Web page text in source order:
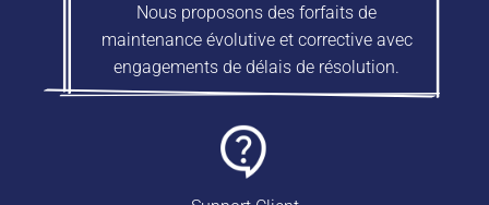
Nous proposons des forfaits de
maintenance évolutive et corrective avec
engagements de délais de résolution.